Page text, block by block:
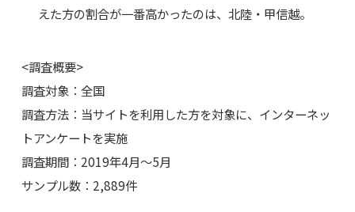
えた方の割合が一番高かったのは、北陸・甲信越。
<調査概要>
調査対象：全国
調査方法：当サイトを利用した方を対象に、インターネッ
トアンケートを実施
調査期間：2019年4月～5月
サンプル数：2,889件